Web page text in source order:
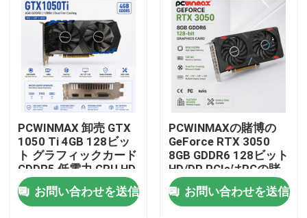
家
PCWINMAX 卸売 GTX
1050 Ti 4GB 128ビッ
ト グラフィックカード
GDDR5 低電力 GPU HD
DP DVI 出力 デスクト
ップ用お問い合わせを送信
PCWINMAXの賭博の
GeForce RTX 3050
8GB GDDR6 128ビット
HD/DP PCIeはPCの賭
博のために4つの二重
ファンのグラフィック
ス・カード
お問い合わせを送信